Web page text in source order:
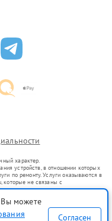
характер.
устройств, в отношении которых
по ремонту. Услуги оказываются в
которые не связаны с
представителями.
оборот в соответствии
услуг или введения
о предоставляемых услугах по
Вы можете
Согласен